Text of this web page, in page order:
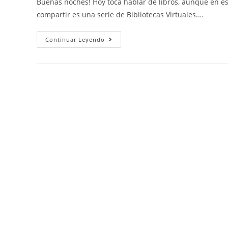
compartir es una serie de Bibliotecas Virtuales.…
Continuar Leyendo